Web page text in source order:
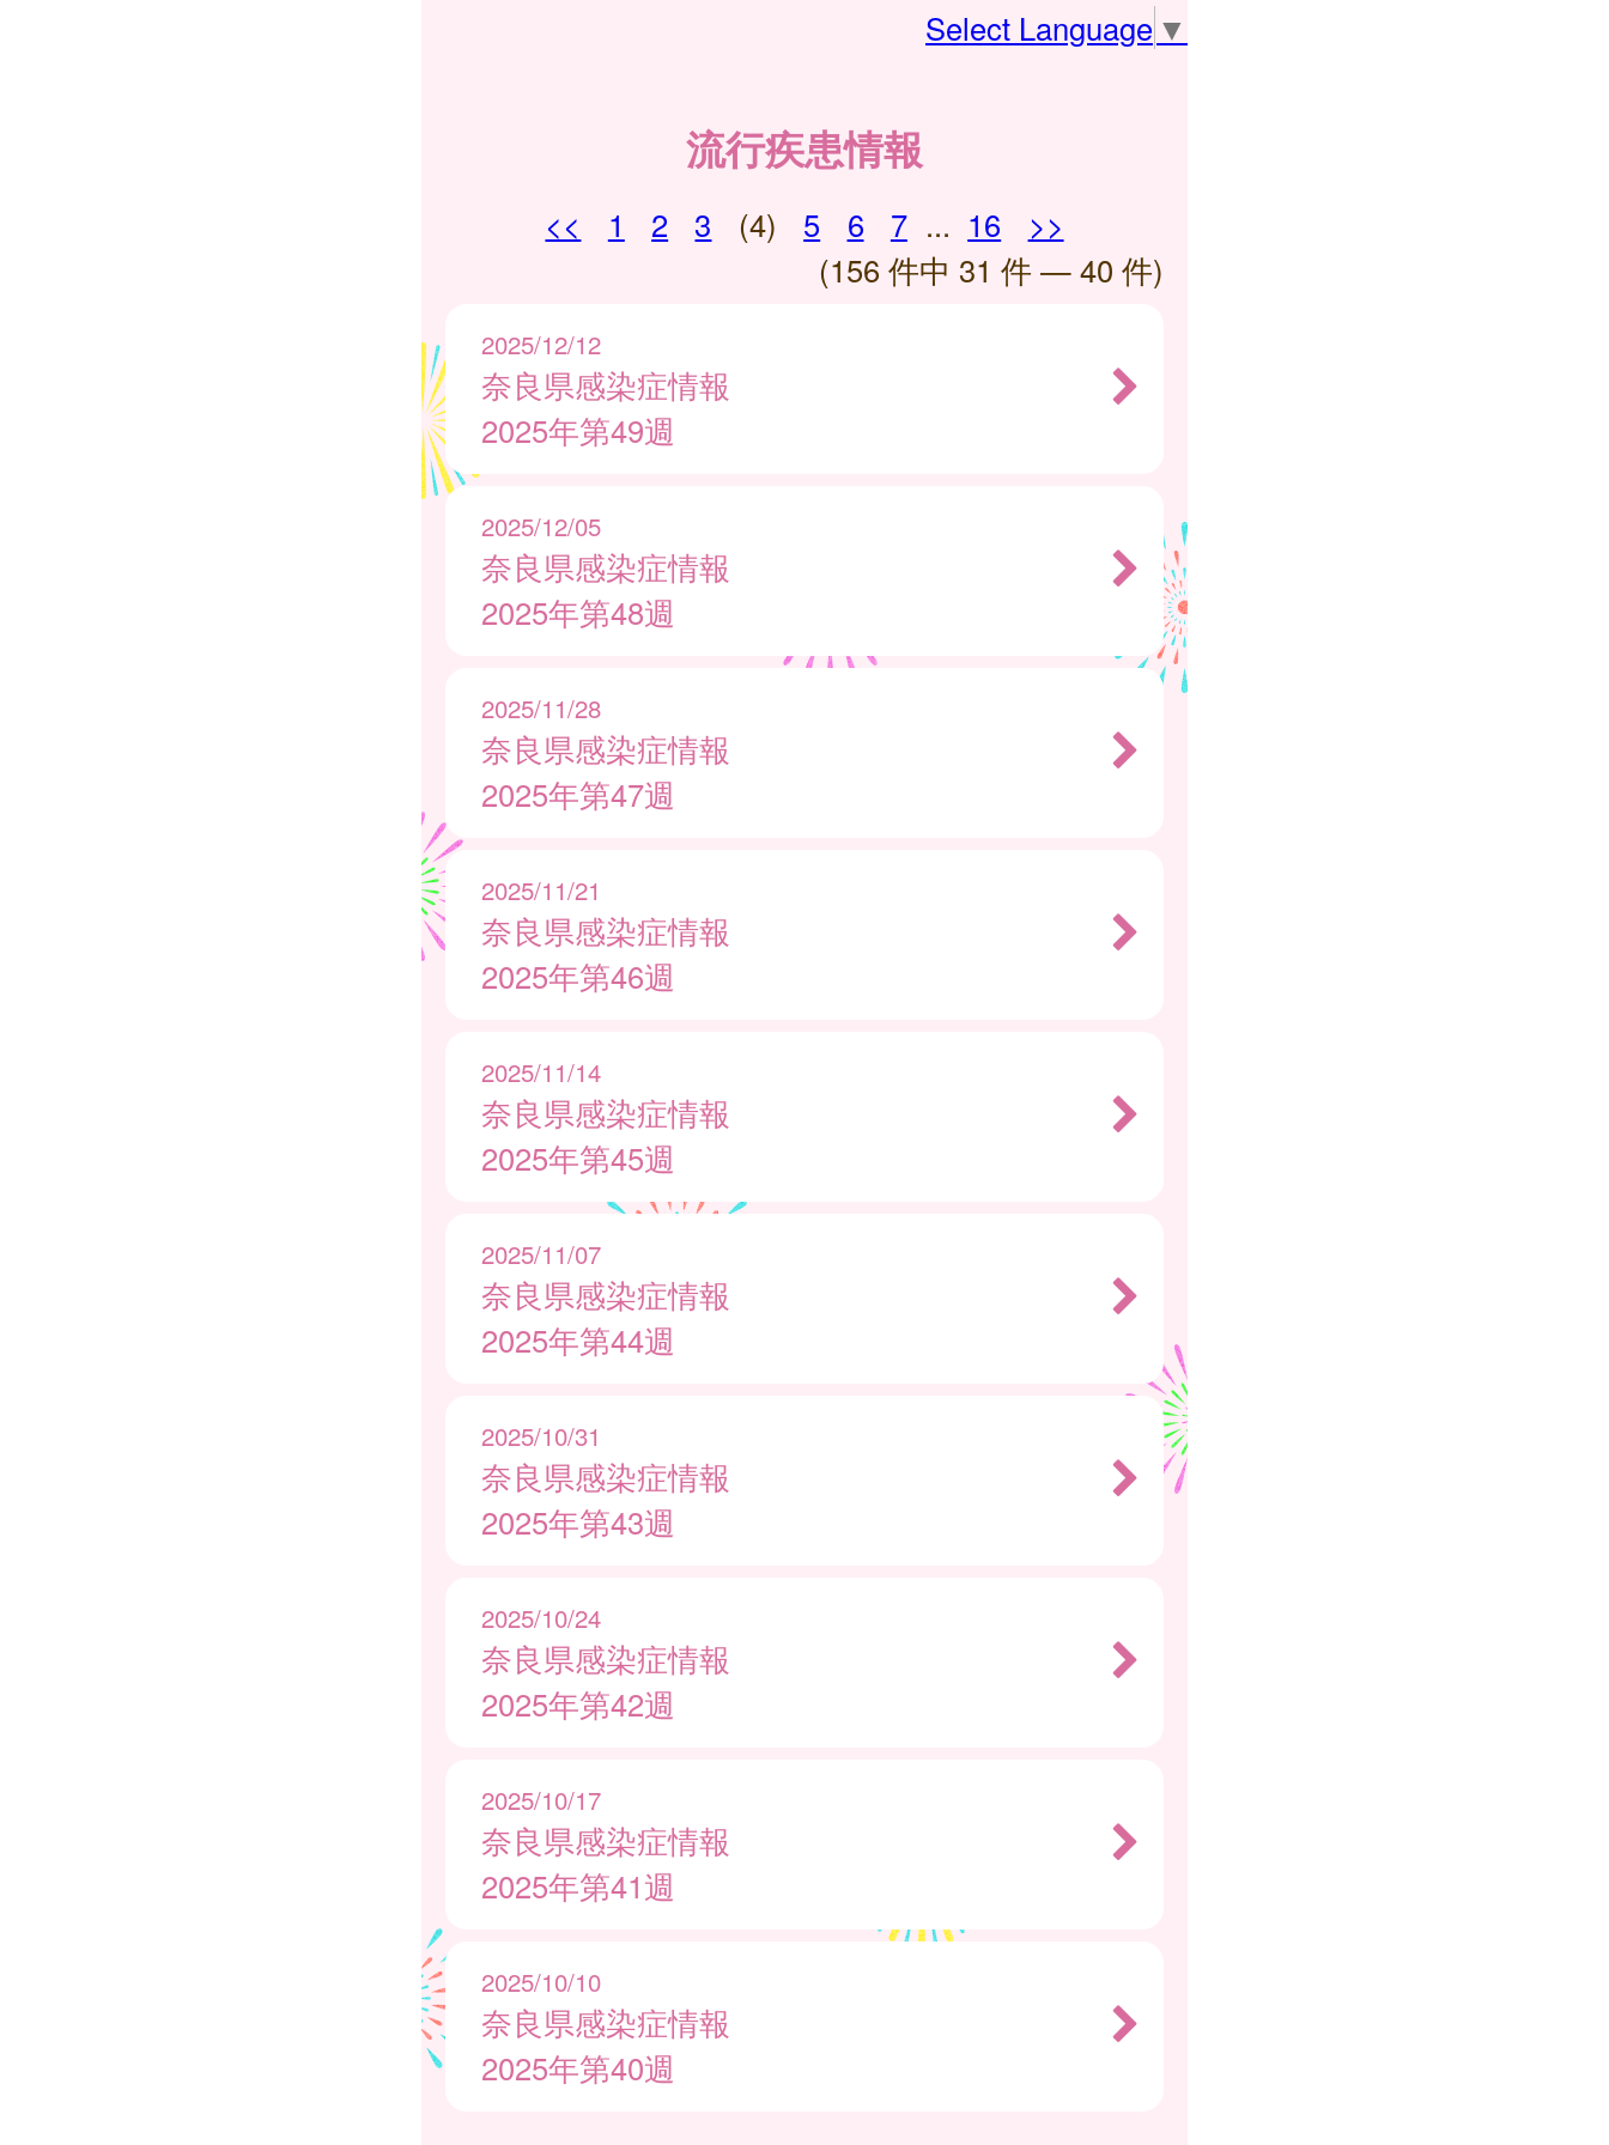
Select Language ▼
流行疾患情報
<< 1 2 3 (4) 5 6 7 ... 16
>>
(156 件中 31 件 — 40 件)
2025/12/12
奈良県感染症情報
2025年第49週
2025/12/05
奈良県感染症情報
2025年第48週
2025/11/28
奈良県感染症情報
2025年第47週
2025/11/21
奈良県感染症情報
2025年第46週
2025/11/14
奈良県感染症情報
2025年第45週
2025/11/07
奈良県感染症情報
2025年第44週
2025/10/31
奈良県感染症情報
2025年第43週
2025/10/24
奈良県感染症情報
2025年第42週
2025/10/17
奈良県感染症情報
2025年第41週
2025/10/10
奈良県感染症情報
2025年第40週